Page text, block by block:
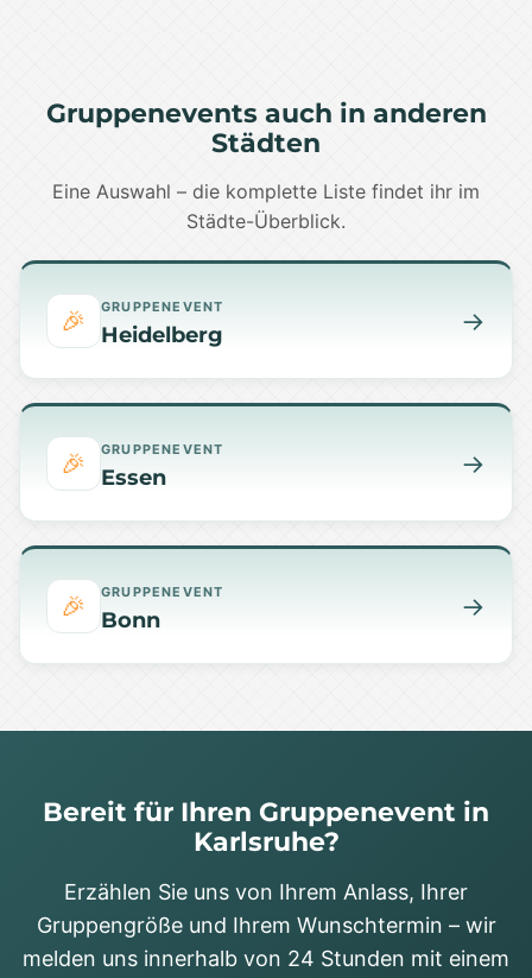
Gruppenevents auch in anderen
Städten
Eine Auswahl – die komplette Liste findet ihr im
Städte-Überblick.
🎉 GRUPPENEVENT
Heidelberg →
🎉 GRUPPENEVENT
Essen →
🎉 GRUPPENEVENT
Bonn →
Bereit für Ihren Gruppenevent in
Karlsruhe?
Erzählen Sie uns von Ihrem Anlass, Ihrer
Gruppengröße und Ihrem Wunschtermin – wir
melden uns innerhalb von 24 Stunden mit einem